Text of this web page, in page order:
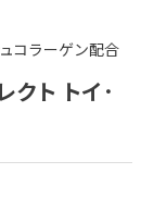
コラーゲン配合
ト トイ･